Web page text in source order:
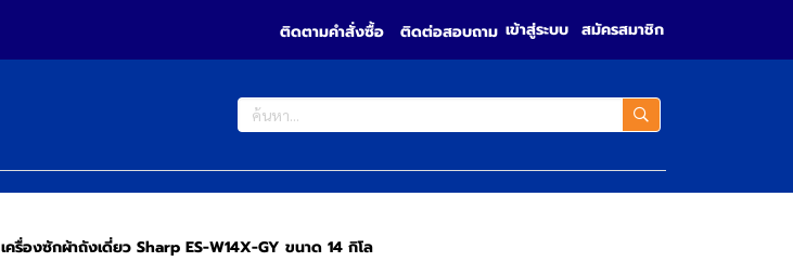
ติดตามคำสั่งซื้อ ติดต่อสอบถาม เข้าสู่ระบบ สมัครสมาชิก
เครื่องซักผ้าถังเดี่ยว Sharp ES-W14X-GY ขนาด 14 กิโล